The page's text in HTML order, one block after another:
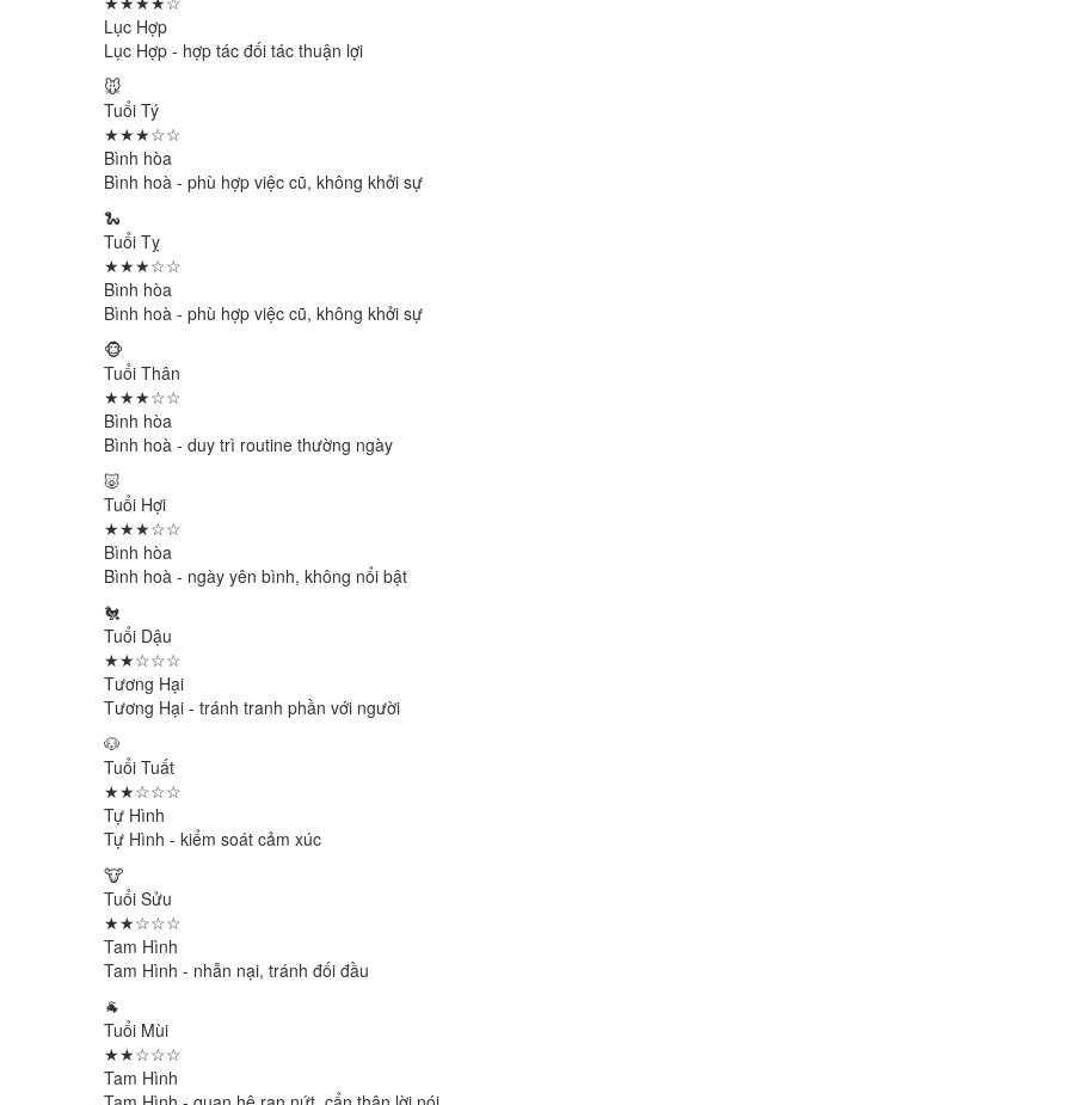
Lục Hợp
Lục Hợp - hợp tác đối tác thuận lợi
🐭
Tuổi Tý
★★★☆☆
Bình hòa
Bình hoà - phù hợp việc cũ, không khởi sự
🐍
Tuổi Tỵ
★★★☆☆
Bình hòa
Bình hoà - phù hợp việc cũ, không khởi sự
🐵
Tuổi Thân
★★★☆☆
Bình hòa
Bình hoà - duy trì routine thường ngày
🐷
Tuổi Hợi
★★★☆☆
Bình hòa
Bình hoà - ngày yên bình, không nổi bật
🐔
Tuổi Dậu
★★☆☆☆
Tương Hại
Tương Hại - tránh tranh phần với người
🐶
Tuổi Tuất
★★☆☆☆
Tự Hình
Tự Hình - kiểm soát cảm xúc
🐮
Tuổi Sửu
★★☆☆☆
Tam Hình
Tam Hình - nhẫn nại, tránh đối đầu
🐐
Tuổi Mùi
★★☆☆☆
Tam Hình